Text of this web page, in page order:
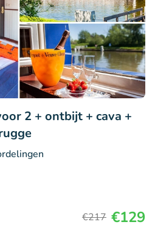
2 + ontbijt + cava +
€217 €129